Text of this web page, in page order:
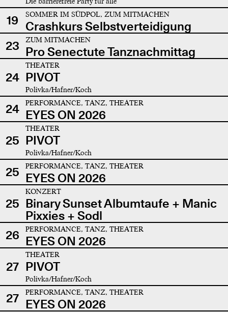
19 SOMMER IM SÜDPOL, ZUM MITMACHEN
Crashkurs Selbstverteidigung
23
ZUM MITMACHEN
Pro Senectute Tanznachmittag
24
THEATER
PIVOT
Polivka/Hafner/Koch
24 PERFORMANCE, TANZ, THEATER
EYES ON 2026
25
THEATER
PIVOT
Polivka/Hafner/Koch
25 PERFORMANCE, TANZ, THEATER
EYES ON 2026
25
KONZERT
Binary Sunset Albumtaufe + Manic
Pixxies + Sodl
26
PERFORMANCE, TANZ, THEATER
EYES ON 2026
27
THEATER
PIVOT
Polivka/Hafner/Koch
27 PERFORMANCE, TANZ, THEATER
EYES ON 2026